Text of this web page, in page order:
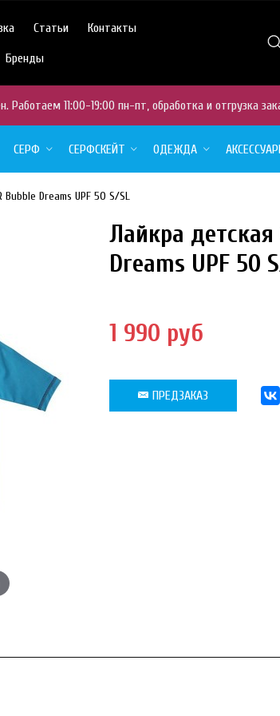
Статьи Контакты
Бренды
Работаем 11:00-19:00 пн-пт, обработка и отгрузка
СЕРФ СЕРФСКЕЙТ ОДЕЖДА
Bubble Dreams UPF 50 S/SL
ТОВАР
ОТСУТСТВУЕТ
Лайкра детская
Dreams UPF 50
1 990 руб
ПРЕДЗАКАЗ